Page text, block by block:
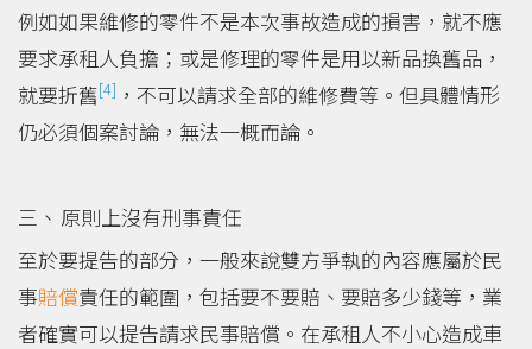
例如如果維修的零件不是本次事故造成的損害，就不應
要求承租人負擔；或是修理的零件是用以新品換舊品，
就要折舊[4] ，不可以請求全部的維修費等。但具體情形
仍必須個案討論，無法一概而論。
原則上沒有刑事責任
至於要提告的部分，一般來說雙方爭執的內容應屬於民
事賠償責任的範圍，包括要不要賠、要賠多少錢等，業
者確實可以提告請求民事賠償。在承租人不小心造成車